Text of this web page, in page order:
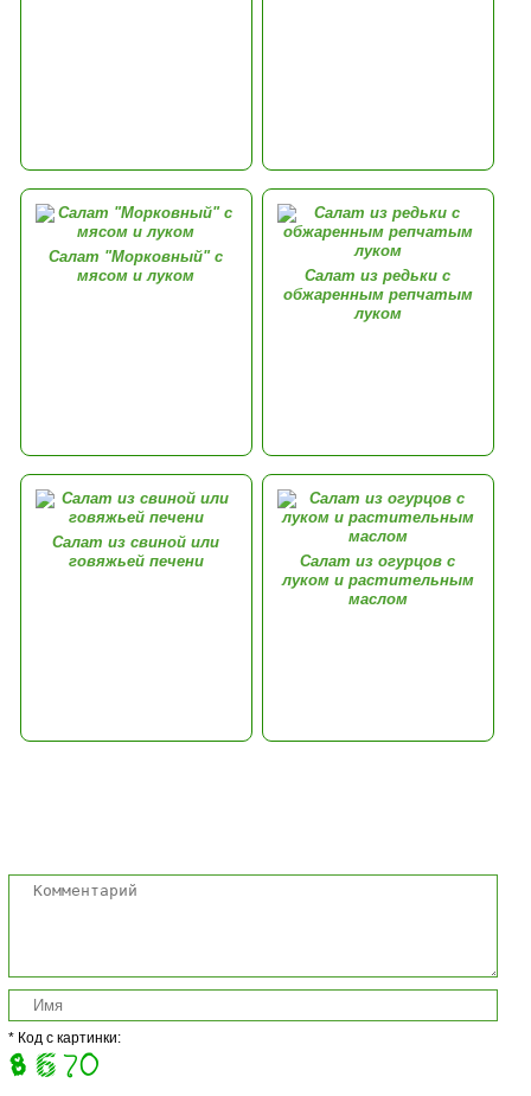
Салат "Морковный" с
мясом и луком
Салат из редьки с
обжаренным репчатым
луком
Салат из свиной или
говяжьей печени
Салат из огурцов с
луком и растительным
маслом
* Код с картинки: